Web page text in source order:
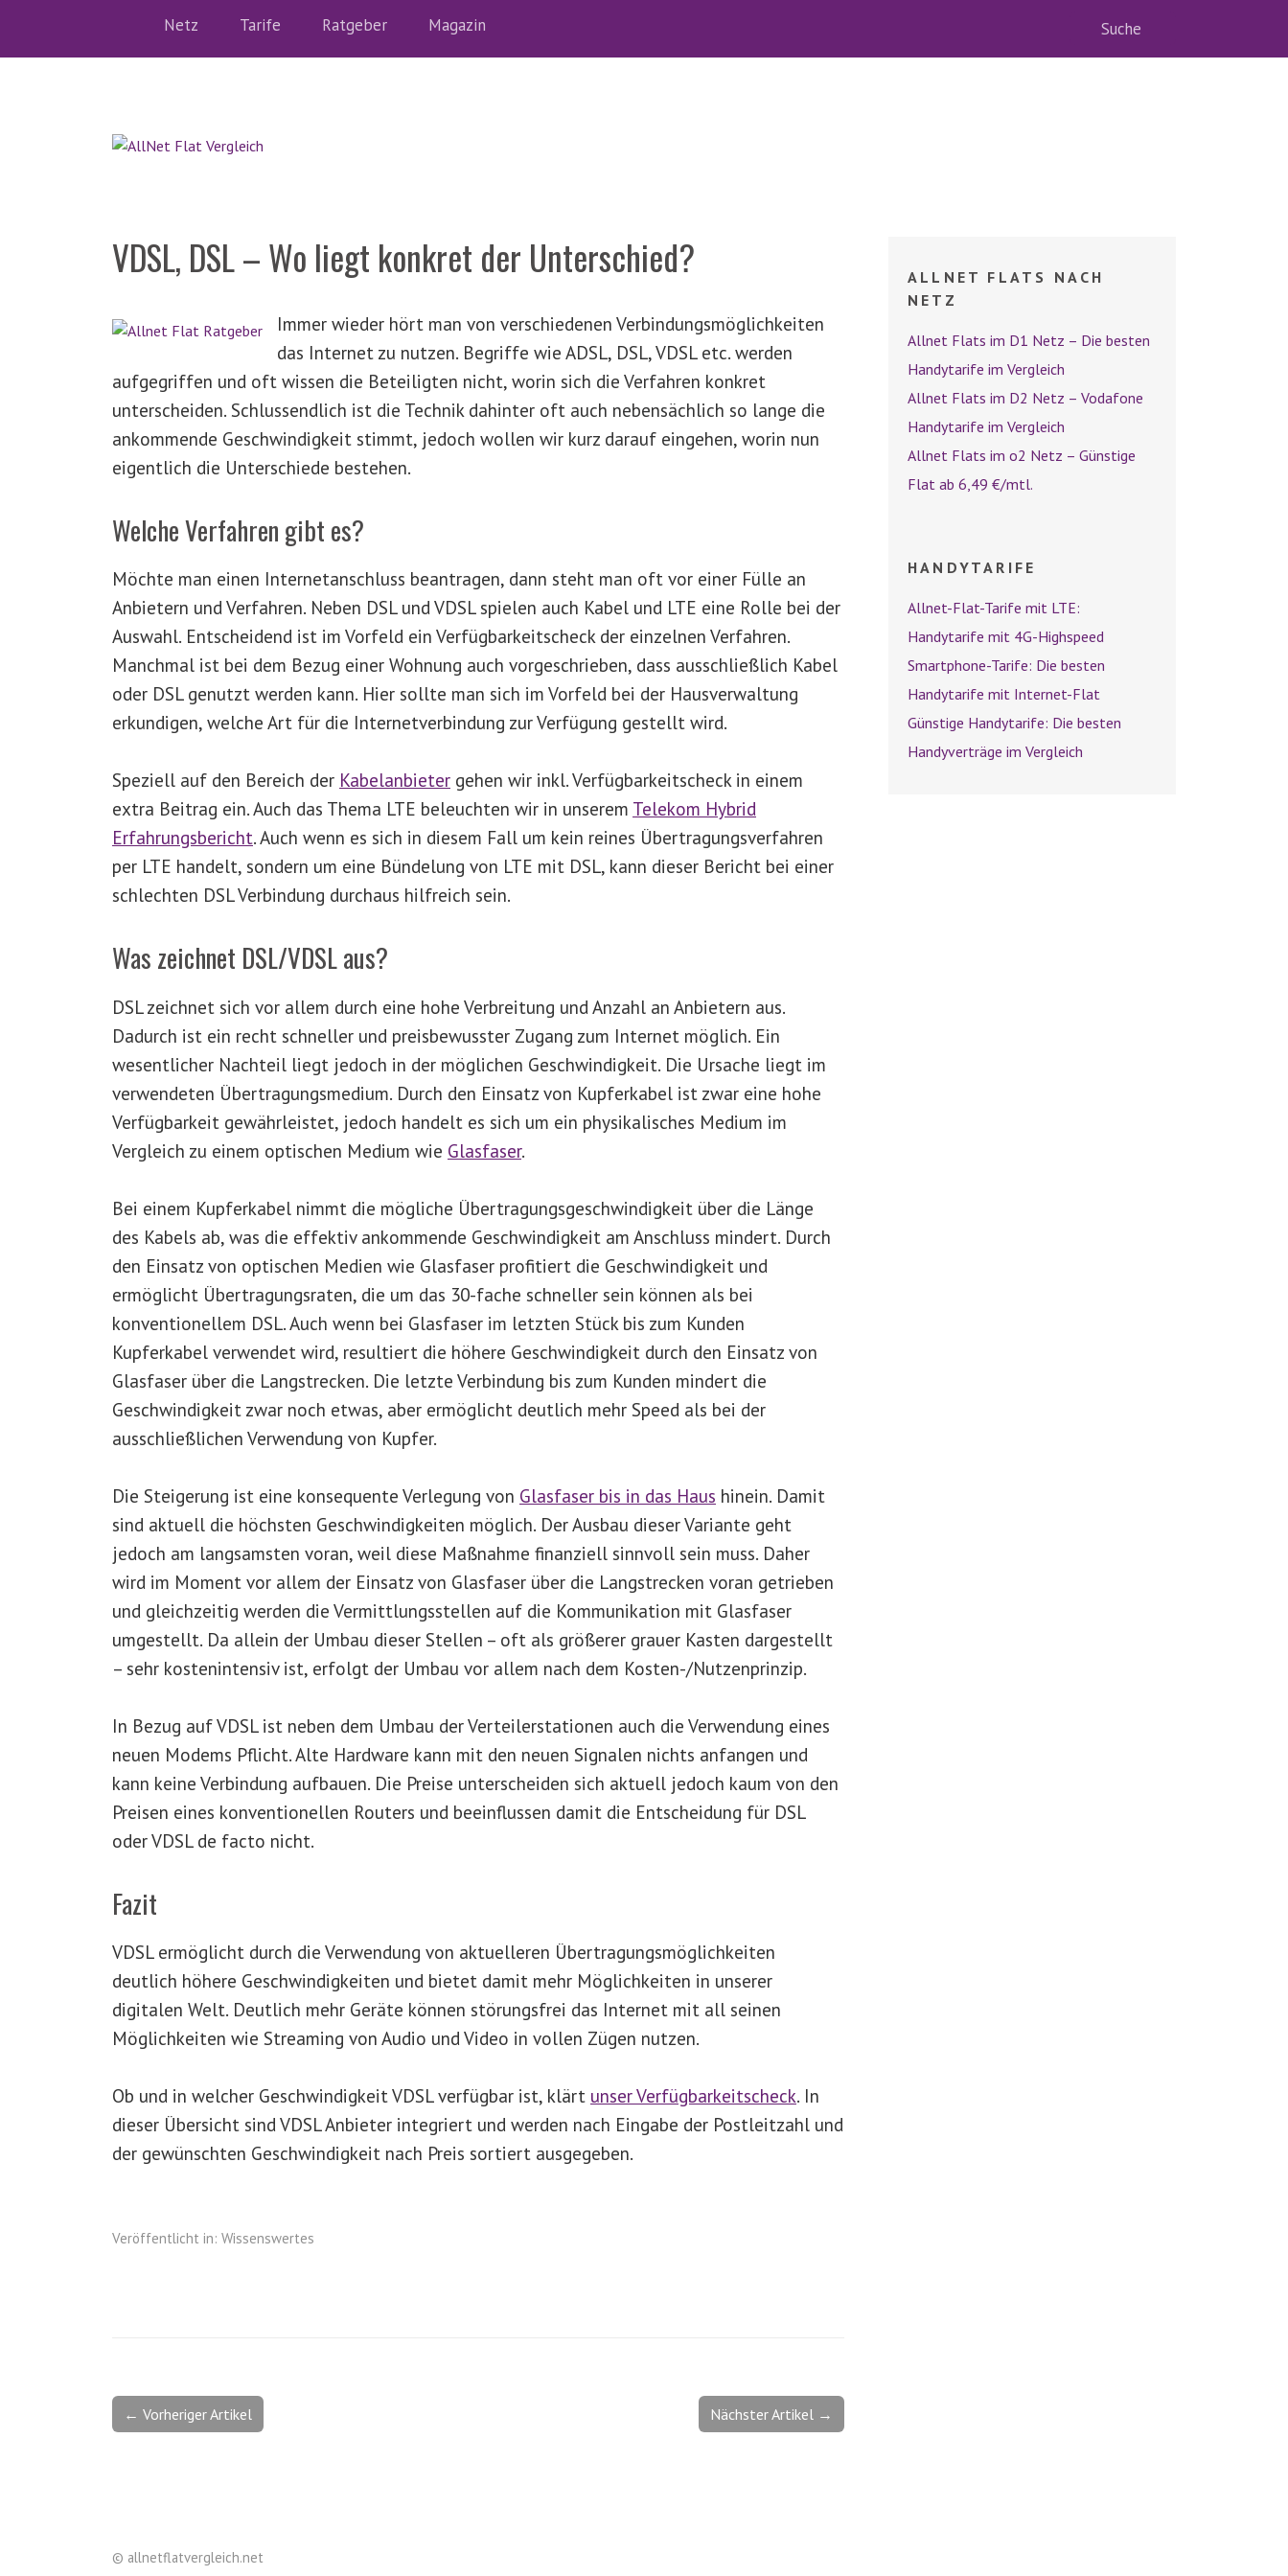
Netz Tarife Ratgeber Magazin
VDSL, DSL – Wo liegt konkret der Unterschied?
Immer wieder hört man von verschiedenen Verbindungsmöglichkeiten
das Internet zu nutzen. Begriffe wie ADSL, DSL, VDSL etc. werden
aufgegriffen und oft wissen die Beteiligten nicht, worin sich die Verfahren konkret
unterscheiden. Schlussendlich ist die Technik dahinter oft auch nebensächlich so lange die
ankommende Geschwindigkeit stimmt, jedoch wollen wir kurz darauf eingehen, worin nun
eigentlich die Unterschiede bestehen.
Welche Verfahren gibt es?
Möchte man einen Internetanschluss beantragen, dann steht man oft vor einer Fülle an
Anbietern und Verfahren. Neben DSL und VDSL spielen auch Kabel und LTE eine Rolle bei der
Auswahl. Entscheidend ist im Vorfeld ein Verfügbarkeitscheck der einzelnen Verfahren.
Manchmal ist bei dem Bezug einer Wohnung auch vorgeschrieben, dass ausschließlich Kabel
oder DSL genutzt werden kann. Hier sollte man sich im Vorfeld bei der Hausverwaltung
erkundigen, welche Art für die Internetverbindung zur Verfügung gestellt wird.
Speziell auf den Bereich der Kabelanbieter gehen wir inkl. Verfügbarkeitscheck in einem
extra Beitrag ein. Auch das Thema LTE beleuchten wir in unserem Telekom Hybrid
Erfahrungsbericht. Auch wenn es sich in diesem Fall um kein reines Übertragungsverfahren
per LTE handelt, sondern um eine Bündelung von LTE mit DSL, kann dieser Bericht bei einer
schlechten DSL Verbindung durchaus hilfreich sein.
Was zeichnet DSL/VDSL aus?
DSL zeichnet sich vor allem durch eine hohe Verbreitung und Anzahl an Anbietern aus.
Dadurch ist ein recht schneller und preisbewusster Zugang zum Internet möglich. Ein
wesentlicher Nachteil liegt jedoch in der möglichen Geschwindigkeit. Die Ursache liegt im
verwendeten Übertragungsmedium. Durch den Einsatz von Kupferkabel ist zwar eine hohe
Verfügbarkeit gewährleistet, jedoch handelt es sich um ein physikalisches Medium im
Vergleich zu einem optischen Medium wie Glasfaser.
Bei einem Kupferkabel nimmt die mögliche Übertragungsgeschwindigkeit über die Länge
des Kabels ab, was die effektiv ankommende Geschwindigkeit am Anschluss mindert. Durch
den Einsatz von optischen Medien wie Glasfaser profitiert die Geschwindigkeit und
ermöglicht Übertragungsraten, die um das 30-fache schneller sein können als bei
konventionellem DSL. Auch wenn bei Glasfaser im letzten Stück bis zum Kunden
Kupferkabel verwendet wird, resultiert die höhere Geschwindigkeit durch den Einsatz von
Glasfaser über die Langstrecken. Die letzte Verbindung bis zum Kunden mindert die
Geschwindigkeit zwar noch etwas, aber ermöglicht deutlich mehr Speed als bei der
ausschließlichen Verwendung von Kupfer.
Die Steigerung ist eine konsequente Verlegung von Glasfaser bis in das Haus hinein. Damit
sind aktuell die höchsten Geschwindigkeiten möglich. Der Ausbau dieser Variante geht
jedoch am langsamsten voran, weil diese Maßnahme finanziell sinnvoll sein muss. Daher
wird im Moment vor allem der Einsatz von Glasfaser über die Langstrecken voran getrieben
und gleichzeitig werden die Vermittlungsstellen auf die Kommunikation mit Glasfaser
umgestellt. Da allein der Umbau dieser Stellen – oft als größerer grauer Kasten dargestellt
– sehr kostenintensiv ist, erfolgt der Umbau vor allem nach dem Kosten-/Nutzenprinzip.
In Bezug auf VDSL ist neben dem Umbau der Verteilerstationen auch die Verwendung eines
neuen Modems Pflicht. Alte Hardware kann mit den neuen Signalen nichts anfangen und
kann keine Verbindung aufbauen. Die Preise unterscheiden sich aktuell jedoch kaum von den
Preisen eines konventionellen Routers und beeinflussen damit die Entscheidung für DSL
oder VDSL de facto nicht.
Fazit
VDSL ermöglicht durch die Verwendung von aktuelleren Übertragungsmöglichkeiten
deutlich höhere Geschwindigkeiten und bietet damit mehr Möglichkeiten in unserer
digitalen Welt. Deutlich mehr Geräte können störungsfrei das Internet mit all seinen
Möglichkeiten wie Streaming von Audio und Video in vollen Zügen nutzen.
Ob und in welcher Geschwindigkeit VDSL verfügbar ist, klärt unser Verfügbarkeitscheck. In
dieser Übersicht sind VDSL Anbieter integriert und werden nach Eingabe der Postleitzahl und
der gewünschten Geschwindigkeit nach Preis sortiert ausgegeben.
Veröffentlicht in: Wissenswertes
Nächster Artikel →
← Vorheriger Artikel
ALLNET FLATS NACH
NETZ
Allnet Flats im D1 Netz – Die besten
Handytarife im Vergleich
Allnet Flats im D2 Netz – Vodafone
Handytarife im Vergleich
Allnet Flats im o2 Netz – Günstige
Flat ab 6,49 €/mtl.
HANDYTARIFE
Allnet-Flat-Tarife mit LTE:
Handytarife mit 4G-Highspeed
Smartphone-Tarife: Die besten
Handytarife mit Internet-Flat
Günstige Handytarife: Die besten
Handyverträge im Vergleich
© allnetflatvergleich.net